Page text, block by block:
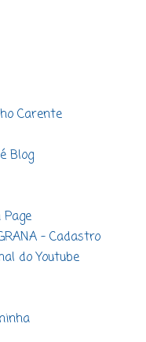
Carente
Blog
- Cadastro
do Youtube